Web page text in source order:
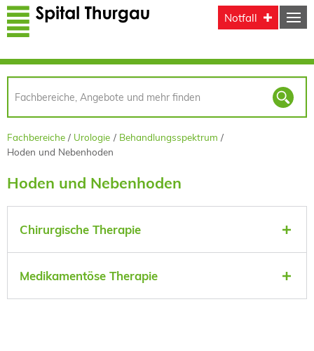
Direkt zum Inhalt
Notfall
Fachbereiche Urologie
Behandlungsspektrum
Hoden und Nebenhoden
Hoden und Nebenhoden
Chirurgische Therapie
Medikamentöse Therapie